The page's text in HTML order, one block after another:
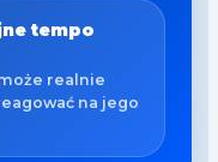
tempo
realnie
na jego